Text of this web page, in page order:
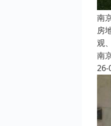
南
房
观
南
26-